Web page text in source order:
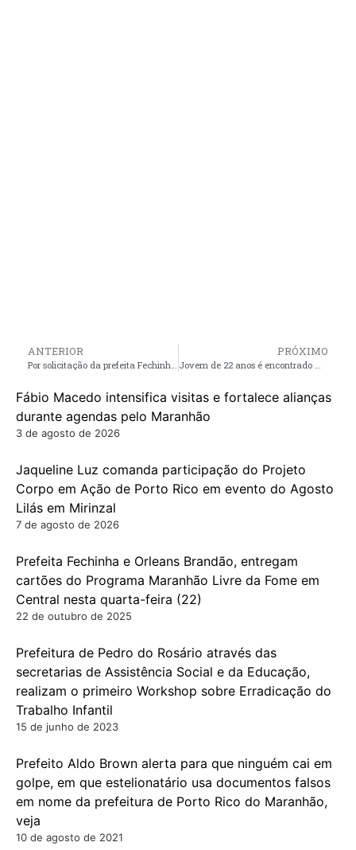
ANTERIOR PRÓXIMO
Fábio Macedo intensifica visitas e fortalece alianças
durante agendas pelo Maranhão
3 de agosto de 2026
Jaqueline Luz comanda participação do Projeto
Corpo em Ação de Porto Rico em evento do Agosto
Lilás em Mirinzal
7 de agosto de 2026
Prefeita Fechinha e Orleans Brandão, entregam
cartões do Programa Maranhão Livre da Fome em
Central nesta quarta-feira (22)
22 de outubro de 2025
Prefeitura de Pedro do Rosário através das
secretarias de Assistência Social e da Educação,
realizam o primeiro Workshop sobre Erradicação do
Trabalho Infantil
15 de junho de 2023
Prefeito Aldo Brown alerta para que ninguém cai em
golpe, em que estelionatário usa documentos falsos
em nome da prefeitura de Porto Rico do Maranhão,
veja
10 de agosto de 2021